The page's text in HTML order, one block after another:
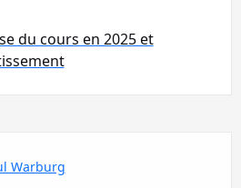
du cours en 2025 et
Warburg